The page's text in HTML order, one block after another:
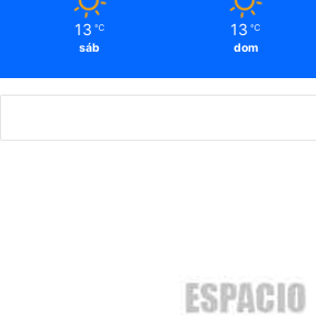
13 ℃
sáb
13 ℃
dom